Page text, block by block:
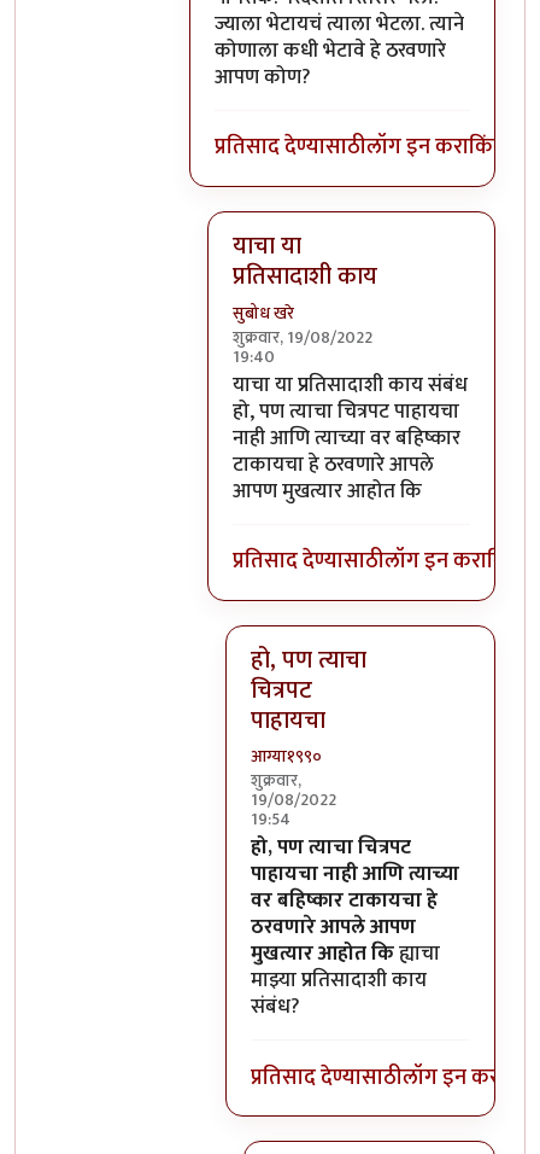
ज्याला भेटायचं त्याला भेटला. त्याने
कोणाला कधी भेटावे हे ठरवणारे
आपण कोण?
प्रतिसाद देण्यासाठीलॉग इन कराकिंवा
याचा या
प्रतिसादाशी काय
सुबोध खरे
शुक्रवार, 19/08/2022
19:40
In reply toआमिर खान देशाचा सामान्य
याचा या प्रतिसादाशी काय संबंध
हो, पण त्याचा चित्रपट पाहायचा
नाही आणि त्याच्या वर बहिष्कार
टाकायचा हे ठरवणारे आपले
आपण मुखत्यार आहोत कि
प्रतिसाद देण्यासाठीलॉग इन कराकिंवा
हो, पण त्याचा
चित्रपट
पाहायचा
आग्या१९९०
शुक्रवार,
19/08/2022
19:54
In reply toयाचा या प्रतिसादाशी काय
हो, पण त्याचा चित्रपट
पाहायचा नाही आणि त्याच्या
वर बहिष्कार टाकायचा हे
ठरवणारे आपले आपण
मुखत्यार आहोत किह्याचा
माझ्या प्रतिसादाशी काय
संबंध?
प्रतिसाद देण्यासाठीलॉग इन करा